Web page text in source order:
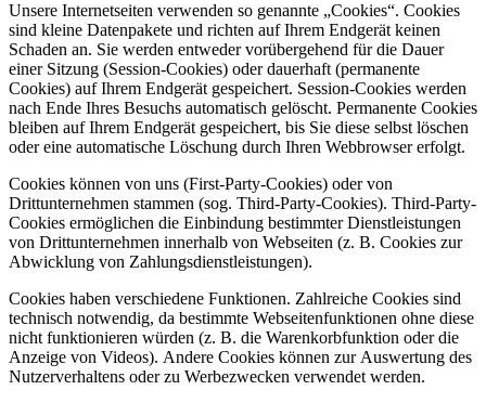
Unsere Internetseiten verwenden so genannte „Cookies“. Cookies
sind kleine Datenpakete und richten auf Ihrem Endgerät keinen
Schaden an. Sie werden entweder vorübergehend für die Dauer
einer Sitzung (Session-Cookies) oder dauerhaft (permanente
Cookies) auf Ihrem Endgerät gespeichert. Session-Cookies werden
nach Ende Ihres Besuchs automatisch gelöscht. Permanente Cookies
bleiben auf Ihrem Endgerät gespeichert, bis Sie diese selbst löschen
oder eine automatische Löschung durch Ihren Webbrowser erfolgt.
Cookies können von uns (First-Party-Cookies) oder von
Drittunternehmen stammen (sog. Third-Party-Cookies). Third-Party-
Cookies ermöglichen die Einbindung bestimmter Dienstleistungen
von Drittunternehmen innerhalb von Webseiten (z. B. Cookies zur
Abwicklung von Zahlungsdienstleistungen).
Cookies haben verschiedene Funktionen. Zahlreiche Cookies sind
technisch notwendig, da bestimmte Webseitenfunktionen ohne diese
nicht funktionieren würden (z. B. die Warenkorbfunktion oder die
Anzeige von Videos). Andere Cookies können zur Auswertung des
Nutzerverhaltens oder zu Werbezwecken verwendet werden.